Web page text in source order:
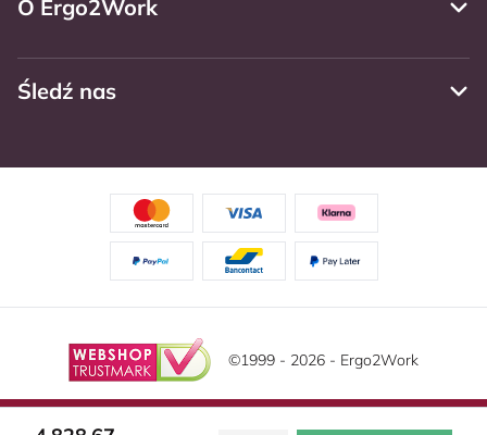
O Ergo2Work
Śledź nas
©1999 - 2026 - Ergo2Work